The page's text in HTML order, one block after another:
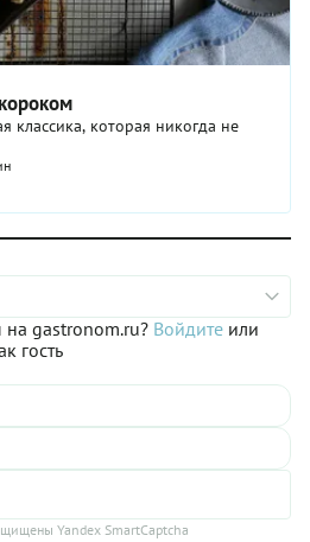
классика, которая никогда не
на gastronom.ru? Войдите или
гость
Yandex SmartCaptcha